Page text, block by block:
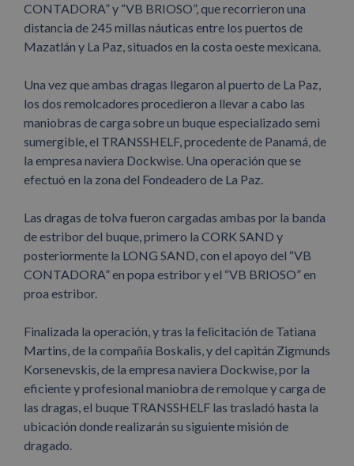
CONTADORA” y “VB BRIOSO”, que recorrieron una
distancia de 245 millas náuticas entre los puertos de
Mazatlán y La Paz, situados en la costa oeste mexicana.
Una vez que ambas dragas llegaron al puerto de La Paz,
los dos remolcadores procedieron a llevar a cabo las
maniobras de carga sobre un buque especializado semi
sumergible, el TRANSSHELF, procedente de Panamá, de
la empresa naviera Dockwise. Una operación que se
efectuó en la zona del Fondeadero de La Paz.
Las dragas de tolva fueron cargadas ambas por la banda
de estribor del buque, primero la CORK SAND y
posteriormente la LONG SAND, con el apoyo del “VB
CONTADORA” en popa estribor y el “VB BRIOSO” en
proa estribor.
Finalizada la operación, y tras la felicitación de Tatiana
Martins, de la compañía Boskalis, y del capitán Zigmunds
Korsenevskis, de la empresa naviera Dockwise, por la
eficiente y profesional maniobra de remolque y carga de
las dragas, el buque TRANSSHELF las trasladó hasta la
ubicación donde realizarán su siguiente misión de
dragado.